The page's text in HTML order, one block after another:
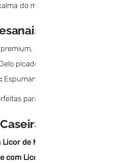
do mundo.
– Para Mães
premium, gelo, água tónica e um
Gelo picado, gin, sumo de limão,
Espumante bruto, Licor de
para um fim de semana
com Toque de
de Morango:
Uma
com Licor de Amora:
Incorporar